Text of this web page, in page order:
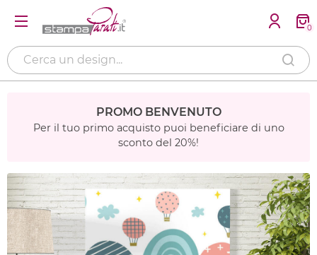
0
PROMO BENVENUTO
Per il tuo primo acquisto puoi beneficiare di uno
sconto del 20%!